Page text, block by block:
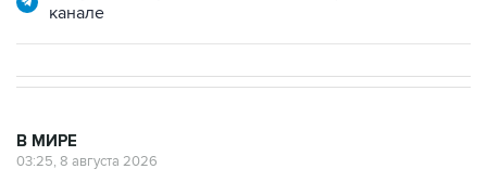
канале
В МИРЕ
03:25, 8 августа 2026